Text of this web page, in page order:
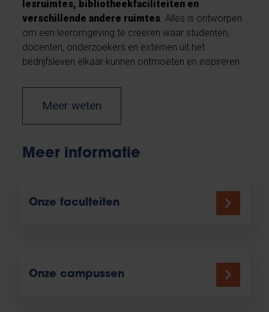
lesruimtes, bibliotheekfaciliteiten en
verschillende andere ruimtes. Alles is ontworpen
om een leeromgeving te creëren waar studenten,
docenten, onderzoekers en externen uit het
bedrijfsleven elkaar kunnen ontmoeten en inspireren.
Meer weten
Meer informatie
Onze faculteiten
Onze campussen